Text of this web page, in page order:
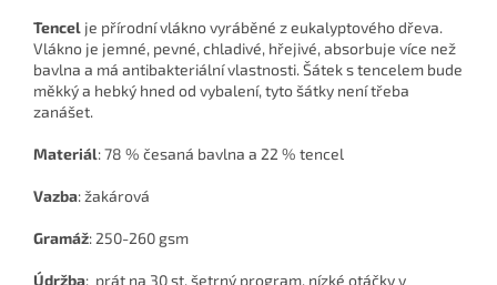
Tencel je přírodní vlákno vyráběné z eukalyptového dřeva.
Vlákno je jemné, pevné, chladivé, hřejivé, absorbuje více než
bavlna a má antibakteriální vlastnosti. Šátek s tencelem bude
měkký a hebký hned od vybalení, tyto šátky není třeba
zanášet.
Materiál: 78 % česaná bavlna a 22 % tencel
Vazba: žakárová
Gramáž: 250-260 gsm
Údržba: prát na 30 st, šetrný program, nízké otáčky v